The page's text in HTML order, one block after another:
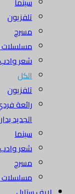
تلفزيون
مسرح
مسلسلات
شعر وادب
الكل
تلفزيون
رائعة
الجديد
سينما
شعر وادب
مسرح
مسلسلات